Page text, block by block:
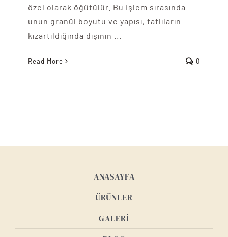
özel olarak öğütülür. Bu işlem sırasında
unun granül boyutu ve yapısı, tatlıların
kızartıldığında dışının
Read More 0
ANASAYFA
ÜRÜNLER
GALERİ